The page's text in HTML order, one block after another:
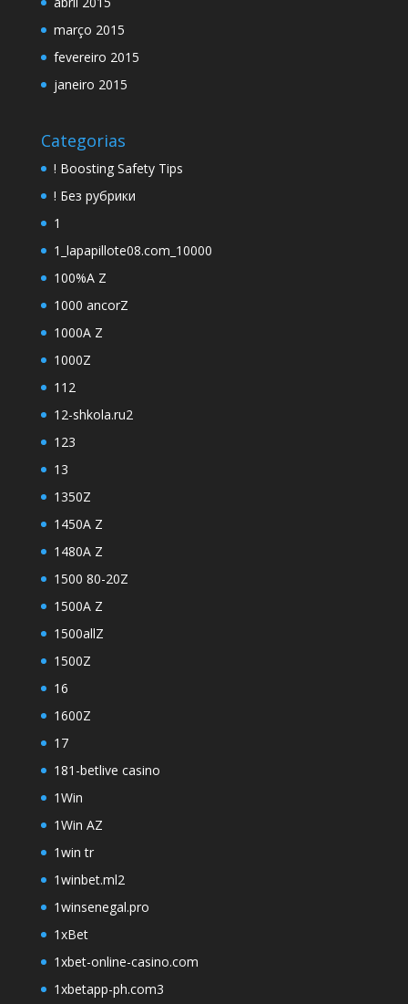
março 2015
fevereiro 2015
janeiro 2015
Categorias
! Boosting Safety Tips
! Без рубрики
1
1_lapapillote08.com_10000
100%A Z
1000 ancorZ
1000A Z
1000Z
112
12-shkola.ru2
123
13
1350Z
1450A Z
1480A Z
1500 80-20Z
1500A Z
1500allZ
1500Z
16
1600Z
17
181-betlive casino
1Win
1Win AZ
1win tr
1winbet.ml2
1winsenegal.pro
1xBet
1xbet-online-casino.com
1xbetapp-ph.com3